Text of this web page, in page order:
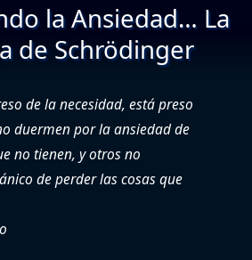
la Ansiedad… La
de Schrödinger
de la necesidad, está preso
duermen por la ansiedad de
no tienen, y otros no
de perder las cosas que